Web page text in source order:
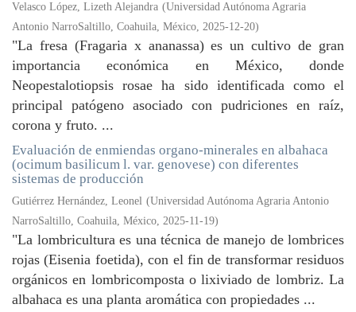
Velasco López, Lizeth Alejandra (Universidad Autónoma Agraria
Antonio NarroSaltillo, Coahuila, México, 2025-12-20)
"La fresa (Fragaria x ananassa) es un cultivo de gran
importancia económica en México, donde
Neopestalotiopsis rosae ha sido identificada como el
principal patógeno asociado con pudriciones en raíz,
corona y fruto. ...
Evaluación de enmiendas organo-minerales en albahaca
(ocimum basilicum l. var. genovese) con diferentes
sistemas de producción
Gutiérrez Hernández, Leonel (Universidad Autónoma Agraria Antonio
NarroSaltillo, Coahuila, México, 2025-11-19)
"La lombricultura es una técnica de manejo de lombrices
rojas (Eisenia foetida), con el fin de transformar residuos
orgánicos en lombricomposta o lixiviado de lombriz. La
albahaca es una planta aromática con propiedades ...